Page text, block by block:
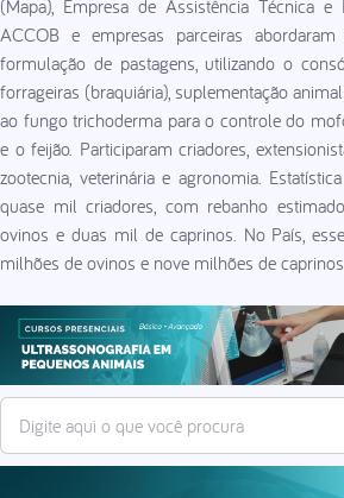
(Mapa), Empresa de Assistência Técnica e
ACCOB e empresas parceiras
formulação de pastagens, utilizando o
forrageiras (braquiária), suplementação
ao fungo trichoderma para o controle do
e o feijão. Participaram criadores,
zootecnia, veterinária e agronomia.
quase mil criadores, com rebanho
ovinos e duas mil de caprinos. No País,
milhões de ovinos e nove milhões de